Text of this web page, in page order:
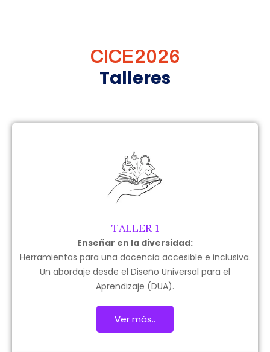
CICE2026
Talleres
TALLER 1
Enseñar en la diversidad:
Herramientas para una docencia accesible e inclusiva.
Un abordaje desde el Diseño Universal para el
Aprendizaje (DUA).
Ver más..